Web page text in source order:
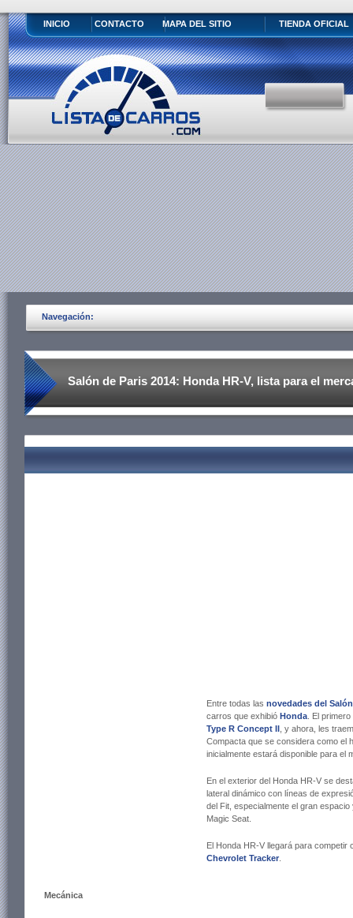
INICIO CONTACTO MAPA DEL SITIO TIENDA OFICIAL
Navegación:
Salón de Paris 2014: Honda HR-V, lista para el
Entre todas las novedades del
carros que exhibió Honda . El
Type R Concept II , y ahora, les
Compacta que se considera como el
inicialmente estará disponible para el
En el exterior del Honda HR-V se
lateral dinámico con líneas de
del Fit, especialmente el gran
Magic Seat.
El Honda HR-V llegará para competir
Chevrolet Tracker
Mecánica